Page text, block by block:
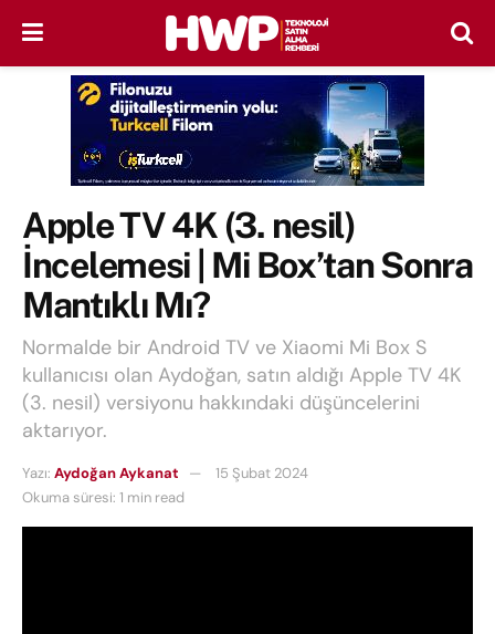
Apple TV 4K (3. nesil)
İncelemesi | Mi Box’tan Sonra
Mantıklı Mı?
Normalde bir Android TV ve Xiaomi Mi Box S
kullanıcısı olan Aydoğan, satın aldığı Apple TV 4K
(3. nesil) versiyonu hakkındaki düşüncelerini
aktarıyor.
Yazı: Aydoğan Aykanat
15 Şubat 2024
Okuma süresi: 1 min read